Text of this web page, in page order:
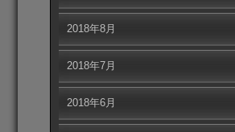
2018年8月
2018年7月
2018年6月